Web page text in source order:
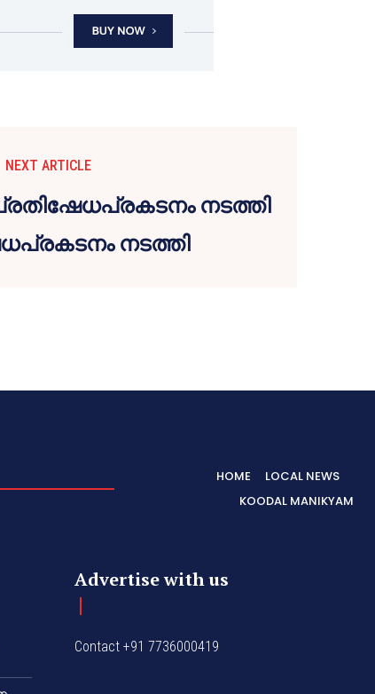
NEXT ARTICLE
നടത്തി
HOME
LOCAL NEWS
KOODAL MANIKYAM
Advertise with us
Contact +91 7736000419